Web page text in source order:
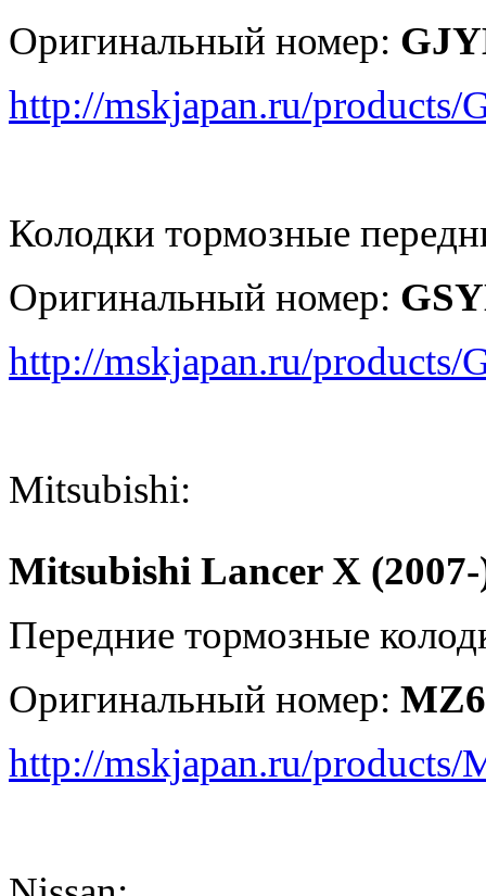
Оригинальный номер:
http://mskjapan.ru/products/
Колодки тормозные
Оригинальный номер:
http://mskjapan.ru/products/
Mitsubishi:
Mitsubishi Lancer X
Передние тормозные
Оригинальный номер:
http://mskjapan.ru/products/